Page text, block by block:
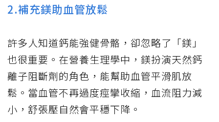
2.補充鎂助血管放鬆
許多人知道鈣能強健骨骼，卻忽略了「鎂」
也很重要。在營養生理學中，鎂扮演天然鈣
離子阻斷劑的角色，能幫助血管平滑肌放
鬆。當血管不再過度痙攣收縮，血流阻力減
小，舒張壓自然會平穩下降。